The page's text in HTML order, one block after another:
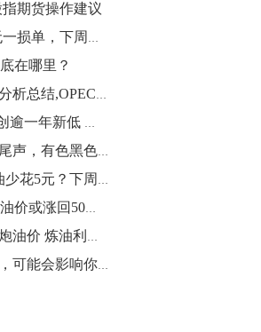
刷新近两个月
视贵金属的阶
上涨16.93%，
且涨幅超过黄
幅达3.98%，报
11月期约收高
荡，建议短线
期货操作建议
罗易弘：12-23一周总结无一损单，下周原油何去何从？
在哪里？
老K点期：12.23原油周评分析总结,OPEC会议后空单连续止盈,后市无底不做多
股市惨案致油价再跌11%创逾一年新低 或是黎明前黑暗
董镇元期货：时间空间临尾声，有色黑色齐高空
成品油调价5连跌？一箱油少花5元？下周油价或再跌10%
美国政府“部分停摆” 下周油价或涨回50美元？
特朗普目的达成或不再嘴炮油价 炼油利润率不佳INE仍面临考验
50美元的油价真的很重要，可能会影响你的饭碗